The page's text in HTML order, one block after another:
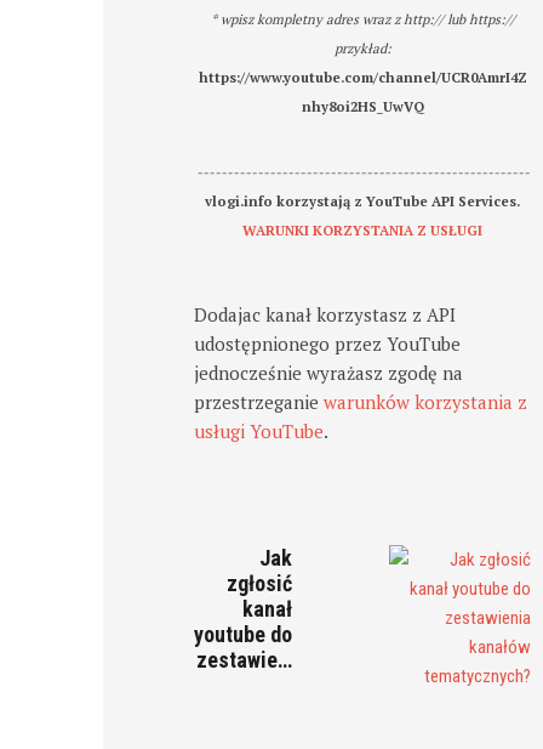
* wpisz kompletny adres wraz z http:// lub https://
przykład:
https://www.youtube.com/channel/UCR0AmrI4Z
nhy8oi2HS_UwVQ
-------------------------------------------------------
vlogi.info korzystają z YouTube API Services.
WARUNKI KORZYSTANIA Z USŁUGI
Dodajac kanał korzystasz z API
udostępnionego przez YouTube
jednocześnie wyrażasz zgodę na
przestrzeganiewarunków korzystania z
usługi YouTube.
Jak
zgłosić
kanał
youtube do
zestawie…